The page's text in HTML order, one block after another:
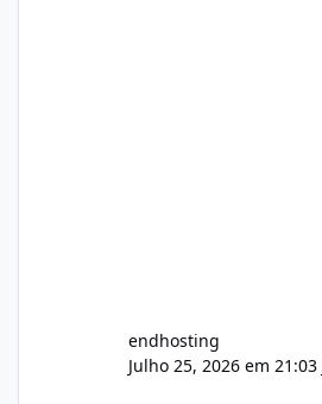
endhosting
Julho 25, 2026 em 21:03